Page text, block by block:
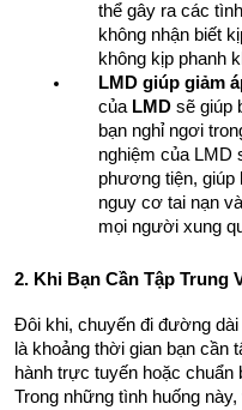
thể gây ra các
không nhận biết
không kịp phanh
LMD giúp giảm
của LMD sẽ giúp
bạn nghỉ ngơi
nghiệm của LMD
phương tiện, giúp
nguy cơ tai nạn
mọi người xung
2. Khi Bạn Cần Tập Trung
Đôi khi, chuyến đi đường
là khoảng thời gian bạn cần
hành trực tuyến hoặc
Trong những tình huống